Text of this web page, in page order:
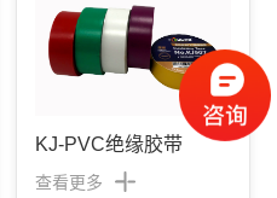
KJ-PVC绝缘胶带
查看更多